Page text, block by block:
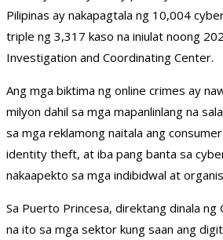
Pilipinas ay nakapagtala ng 10,004
triple ng 3,317 kaso na iniulat noong
Investigation and Coordinating Center.
Ang mga biktima ng online crimes ay
milyon dahil sa mga mapanlinlang na
sa mga reklamong naitala ang
identity theft, at iba pang banta sa
nakaapekto sa mga indibidwal at
Sa Puerto Princesa, direktang dinala ng
na ito sa mga sektor kung saan ang